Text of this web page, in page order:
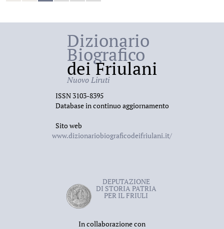
Dizionario
Biografico
dei Friulani
Nuovo Liruti
ISSN 3103-8395
Database in continuo aggiornamento
Sito web
www.dizionariobiograficodeifriulani.it/
DEPUTAZIONE
DI STORIA PATRIA
PER IL FRIULI
In collaborazione con